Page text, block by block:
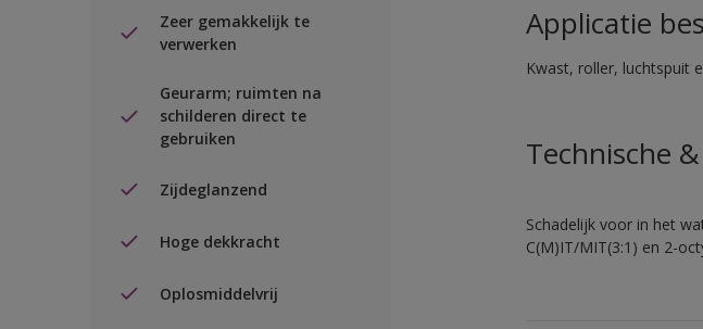
Zeer gemakkelijk te
verwerken
Geurarm; ruimten na
schilderen direct te
gebruiken
Zijdeglanzend
Hoge dekkracht
Oplosmiddelvrij
Applicatie
Kwast, roller, luchtspuit
Technische
Schadelijk voor in het
C(M)IT/MIT(3:1) en 2-